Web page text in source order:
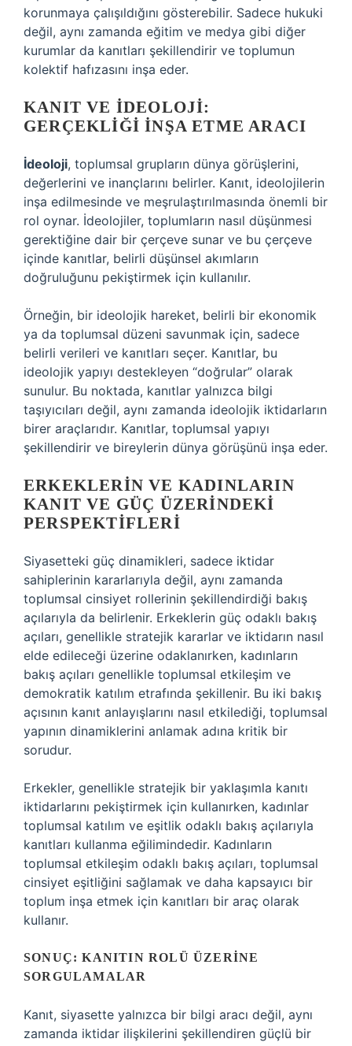
korunmaya çalışıldığını gösterebilir. Sadece hukuki
değil, aynı zamanda eğitim ve medya gibi diğer
kurumlar da kanıtları şekillendirir ve toplumun
kolektif hafızasını inşa eder.
KANIT VE İDEOLOJI:
GERÇEKLIĞI İNŞA ETME ARACI
İdeoloji, toplumsal grupların dünya görüşlerini,
değerlerini ve inançlarını belirler. Kanıt, ideolojilerin
inşa edilmesinde ve meşrulaştırılmasında önemli bir
rol oynar. İdeolojiler, toplumların nasıl düşünmesi
gerektiğine dair bir çerçeve sunar ve bu çerçeve
içinde kanıtlar, belirli düşünsel akımların
doğruluğunu pekiştirmek için kullanılır.
Örneğin, bir ideolojik hareket, belirli bir ekonomik
ya da toplumsal düzeni savunmak için, sadece
belirli verileri ve kanıtları seçer. Kanıtlar, bu
ideolojik yapıyı destekleyen “doğrular” olarak
sunulur. Bu noktada, kanıtlar yalnızca bilgi
taşıyıcıları değil, aynı zamanda ideolojik iktidarların
birer araçlarıdır. Kanıtlar, toplumsal yapıyı
şekillendirir ve bireylerin dünya görüşünü inşa eder.
ERKEKLERIN VE KADINLARIN
KANIT VE GÜÇ ÜZERINDEKI
PERSPEKTIFLERI
Siyasetteki güç dinamikleri, sadece iktidar
sahiplerinin kararlarıyla değil, aynı zamanda
toplumsal cinsiyet rollerinin şekillendirdiği bakış
açılarıyla da belirlenir. Erkeklerin güç odaklı bakış
açıları, genellikle stratejik kararlar ve iktidarın nasıl
elde edileceği üzerine odaklanırken, kadınların
bakış açıları genellikle toplumsal etkileşim ve
demokratik katılım etrafında şekillenir. Bu iki bakış
açısının kanıt anlayışlarını nasıl etkilediği, toplumsal
yapının dinamiklerini anlamak adına kritik bir
sorudur.
Erkekler, genellikle stratejik bir yaklaşımla kanıtı
iktidarlarını pekiştirmek için kullanırken, kadınlar
toplumsal katılım ve eşitlik odaklı bakış açılarıyla
kanıtları kullanma eğilimindedir. Kadınların
toplumsal etkileşim odaklı bakış açıları, toplumsal
cinsiyet eşitliğini sağlamak ve daha kapsayıcı bir
toplum inşa etmek için kanıtları bir araç olarak
kullanır.
SONUÇ: KANITIN ROLÜ ÜZERINE
SORGULAMALAR
Kanıt, siyasette yalnızca bir bilgi aracı değil, aynı
zamanda iktidar ilişkilerini şekillendiren güçlü bir